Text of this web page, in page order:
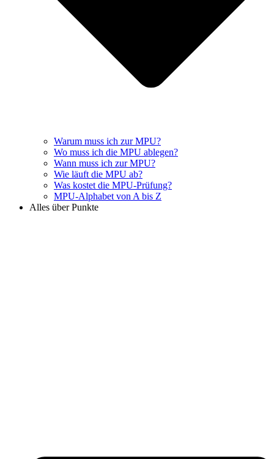
Warum muss ich zur MPU?
Wo muss ich die MPU ablegen?
Wann muss ich zur MPU?
Wie läuft die MPU ab?
Was kostet die MPU-Prüfung?
MPU-Alphabet von A bis Z
Alles über Punkte